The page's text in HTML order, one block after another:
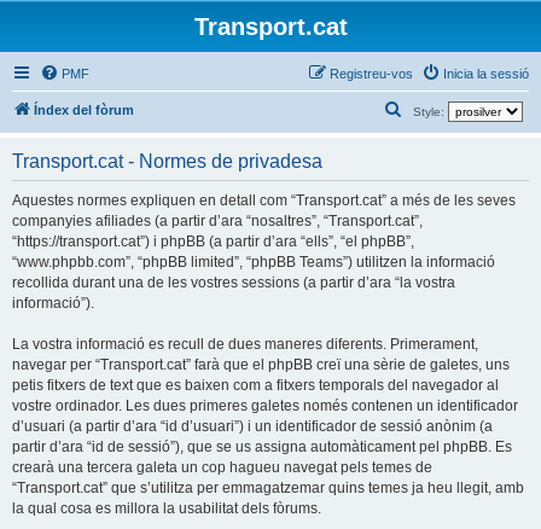
Transport.cat
PMF Inicia la sessió
Registreu-vos
Índex del fòrum Style:
e
c
a
Transport.cat - Normes de privadesa
Aquestes normes expliquen en detall com “Transport.cat” a més de les seves
companyies afiliades (a partir d’ara “nosaltres”, “Transport.cat”,
“https://transport.cat”) i phpBB (a partir d’ara “ells”, “el phpBB”,
“www.phpbb.com”, “phpBB limited”, “phpBB Teams”) utilitzen la informació
recollida durant una de les vostres sessions (a partir d’ara “la vostra
informació”).
La vostra informació es recull de dues maneres diferents. Primerament,
navegar per “Transport.cat” farà que el phpBB creï una sèrie de galetes, uns
petis fitxers de text que es baixen com a fitxers temporals del navegador al
vostre ordinador. Les dues primeres galetes només contenen un identificador
d’usuari (a partir d’ara “id d’usuari”) i un identificador de sessió anònim (a
partir d’ara “id de sessió”), que se us assigna automàticament pel phpBB. Es
crearà una tercera galeta un cop hagueu navegat pels temes de
“Transport.cat” que s’utilitza per emmagatzemar quins temes ja heu llegit, amb
la qual cosa es millora la usabilitat dels fòrums.